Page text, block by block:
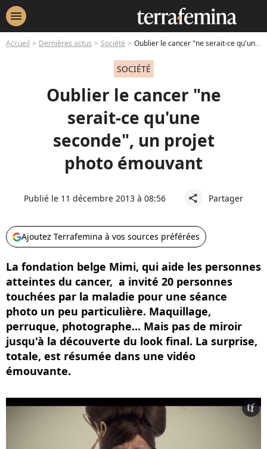
menu
Accueil Dernières actus Société Oublier le cancer "ne serait-ce qu'une seconde", un projet photo émouvant
SOCIÉTÉ
Oublier le cancer "ne
serait-ce qu'une
seconde", un projet
photo émouvant
Publié le 11 décembre 2013 à 08:56 share Partager
Ajoutez Terrafemina à vos sources préférées
La fondation belge Mimi, qui aide les personnes
atteintes du cancer, a invité 20 personnes
touchées par la maladie pour une séance
photo un peu particulière. Maquillage,
perruque, photographe... Mais pas de miroir
jusqu'à la découverte du look final. La surprise,
totale, est résumée dans une vidéo
émouvante.